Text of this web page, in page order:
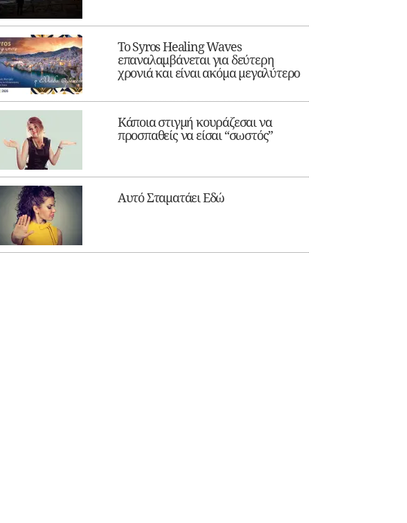
Το Syros Healing Waves
επαναλαμβάνεται για δεύτερη
χρονιά και είναι ακόμα μεγαλύτερο
Κάποια στιγμή κουράζεσαι να
προσπαθείς να είσαι “σωστός”
Αυτό Σταματάει Εδώ